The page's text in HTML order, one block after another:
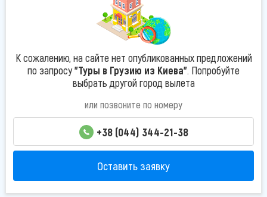
К сожалению, на сайте нет опубликованных предложений
по запросу"Туры в Грузию из Киева". Попробуйте
выбрать другой город вылета
или позвоните по номеру
+38 (044) 344-21-38
Оставить заявку